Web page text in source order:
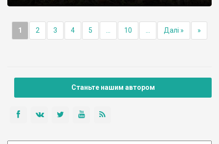
1 2 3 4 5 10 Далі » »
Станьте нашим автором